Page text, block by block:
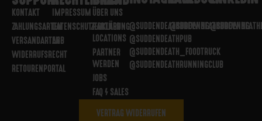
KONTAKT
ZAHLUNGSARTEN
VERSANDARTEN
WIDERRUFSRECHT
RETOURENPORTAL
IMPRESSUM
DATENSCHUTZERKLÄRUNG
AGB
ÜBER UNS
PARTNER
LOCATIONS
PARTNER
WERDEN
JOBS
FAQ / SALES
@SUDDENDEATHBREWING
@SUDDENDEATHPUB
@SUDDENDEATH_FOODTRUCK
@SUDDENDEATHRUNNINGCLUB
@SUDDENDEATHBREWING
VERTRAG WIDERRUFEN